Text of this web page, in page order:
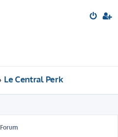
Le Central Perk
Forum